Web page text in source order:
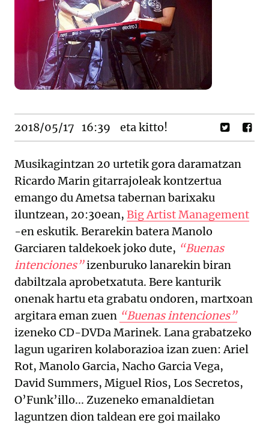
2018/05/17 16:39 eta kitto!
Musikagintzan 20 urtetik gora daramatzan
Ricardo Marin gitarrajoleak kontzertua
emango du Ametsa tabernan barixaku
iluntzean, 20:30ean, Big Artist Management
-en eskutik. Berarekin batera Manolo
Garciaren taldekoek joko dute, “Buenas
intenciones”izenburuko lanarekin biran
dabiltzala aprobetxatuta. Bere kanturik
onenak hartu eta grabatu ondoren, martxoan
argitara eman zuen “Buenas intenciones”
izeneko CD-DVDa Marinek. Lana grabatzeko
lagun ugariren kolaborazioa izan zuen: Ariel
Rot, Manolo Garcia, Nacho Garcia Vega,
David Summers, Miguel Rios, Los Secretos,
O’Funk’illo... Zuzeneko emanaldietan
laguntzen dion taldean ere goi mailako